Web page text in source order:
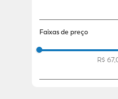
Faixas de preço
R$